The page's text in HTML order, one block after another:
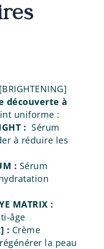
découverte à
uniforme :
: Sérum
à réduire les
: Sérum
MATRIX :
âge
: Crème
la peau